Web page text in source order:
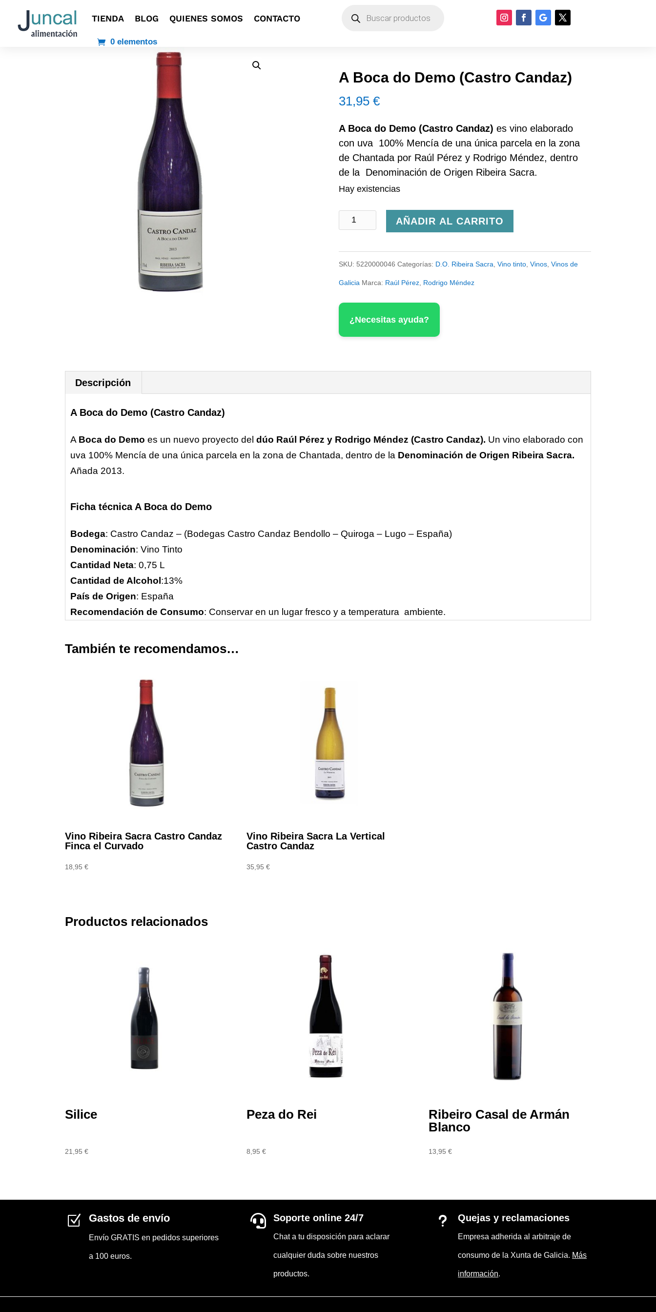
TIENDA BLOG QUIENES SOMOS CONTACTO
0 elementos
de
A Boca do Demo (Castro Candaz)
31,95 €
A Boca do Demo (Castro Candaz) es vino elaborado
con uva 100% Mencía de una única parcela en la zona
de Chantada por Raúl Pérez y Rodrigo Méndez, dentro
de la Denominación de Origen Ribeira Sacra.
Hay existencias
cantidad
AÑADIR AL CARRITO
SKU: 5220000046 Categorías: D.O. Ribeira Sacra Vino tinto, Vinos, Vinos de
Galicia Marca: Raúl Pérez, Rodrigo Méndez
¿Necesitas ayuda?
Descripción
A Boca do Demo (Castro Candaz)
A Boca do Demo es un nuevo proyecto del dúo Raúl Pérez y Rodrigo Méndez (Castro Candaz). Un vino elaborado con
uva 100% Mencía de una única parcela en la zona de Chantada, dentro de la Denominación de Origen Ribeira Sacra.
Añada 2013.
Ficha técnica A Boca do Demo
Bodega: Castro Candaz – (Bodegas Castro Candaz Bendollo – Quiroga – Lugo – España)
Denominación: Vino Tinto
Cantidad Neta: 0,75 L
Cantidad de Alcohol :13%
País de Origen: España
Recomendación de Consumo: Conservar en un lugar fresco y a temperatura ambiente.
También te recomendamos…
Vino Ribeira Sacra Castro Candaz
Finca el Curvado
18,95 €
Vino Ribeira Sacra La Vertical
Castro Candaz
35,95€
Productos relacionados
Silice
21,95 €
Peza do Rei
8,95€
Ribeiro Casal de Armán
Blanco
13,95 €
Z Gastos de envío
Envío GRATIS en pedidos superiores
a 100 euros.
 Soporte online 24/7
Chat a tu disposición para aclarar
cualquier duda sobre nuestros
productos.
u Quejas y reclamaciones
Empresa adherida al arbitraje de
consumo de la Xunta de Galicia. Más
información.